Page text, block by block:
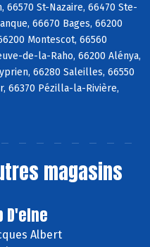
66570 St-Nazaire, 66470 Ste-
66670 Bages, 66200
Montescot, 66560
de-la-Raho, 66200 Alénya,
66280 Saleilles, 66550
66370 Pézilla-la-Rivière,
magasins
D'elne
Albert